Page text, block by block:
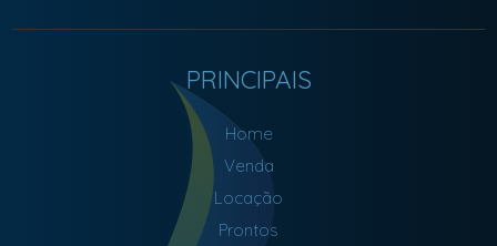
PRINCIPAIS
Home
Venda
Locação
Prontos